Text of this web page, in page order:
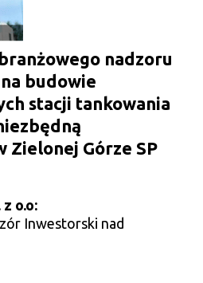
nadzoru
budowie
stacji tankowania
Górze SP
o.o:
Inwestorski nad